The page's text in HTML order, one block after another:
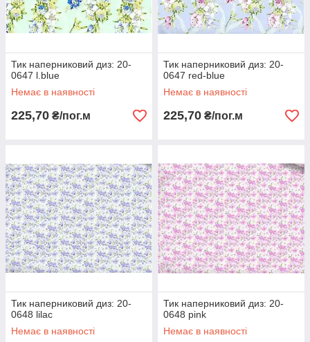
Тик наперниковий диз: 20-
0647 l.blue
Немає в наявності
225,70 ₴/пог.м
Тик наперниковий диз: 20-
0647 red-blue
Немає в наявності
225,70 ₴/пог.м
Тик наперниковий диз: 20-
0648 lilac
Немає в наявності
Тик наперниковий диз: 20-
0648 pink
Немає в наявності